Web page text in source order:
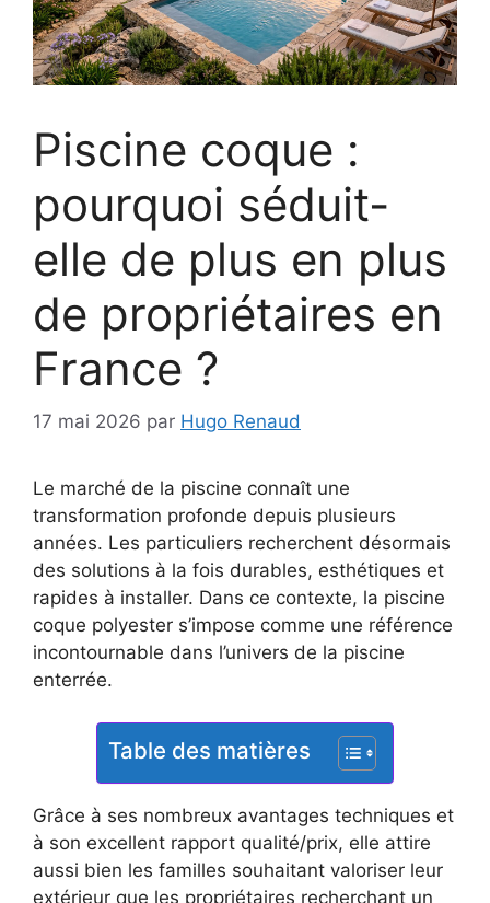
Piscine coque :
pourquoi séduit-
elle de plus en plus
de propriétaires en
France ?
17 mai 2026 par Hugo Renaud
Le marché de la piscine connaît une
transformation profonde depuis plusieurs
années. Les particuliers recherchent désormais
des solutions à la fois durables, esthétiques et
rapides à installer. Dans ce contexte, la piscine
coque polyester s’impose comme une référence
incontournable dans l’univers de la piscine
enterrée.
Table des matières
Grâce à ses nombreux avantages techniques et
à son excellent rapport qualité/prix, elle attire
aussi bien les familles souhaitant valoriser leur
extérieur que les propriétaires recherchant un